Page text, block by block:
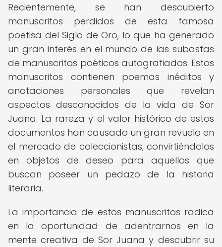
Recientemente, se han descubierto
manuscritos perdidos de esta famosa
poetisa del Siglo de Oro, lo que ha generado
un gran interés en el mundo de las subastas
de manuscritos poéticos autografiados. Estos
manuscritos contienen poemas inéditos y
anotaciones personales que revelan
aspectos desconocidos de la vida de Sor
Juana. La rareza y el valor histórico de estos
documentos han causado un gran revuelo en
el mercado de coleccionistas, convirtiéndolos
en objetos de deseo para aquellos que
buscan poseer un pedazo de la historia
literaria.
La importancia de estos manuscritos radica
en la oportunidad de adentrarnos en la
mente creativa de Sor Juana y descubrir su